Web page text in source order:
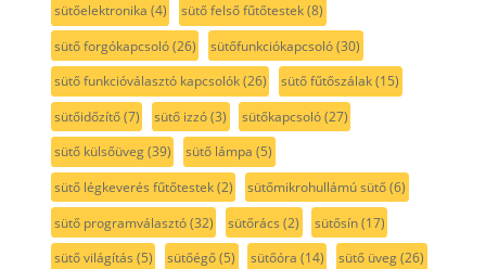
sütőelektronika (4) sütő felső fűtőtestek(8)
sütő forgókapcsoló(26) sütőfunkciókapcsoló(30)
sütő funkcióválasztó kapcsolók(26) sütő fűtőszálak(15)
sütőidőzítő(7) sütő izzó(3) sütőkapcsoló(27)
sütő külsőüveg(39) sütő lámpa (5)
sütő légkeverés fűtőtestek(2) sütőmikrohullámú sütő(6)
sütő programválasztó(32) sütőrács (2) sütősín(17)
sütő világítás (5) sütőégő(5) sütőóra (14) sütő üveg(26)